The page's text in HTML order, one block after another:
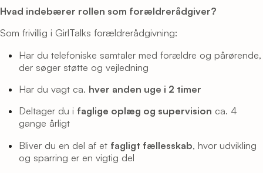
Hvad indebærer rollen som forældrerådgiver?
Som frivillig i GirlTalks forældrerådgivning:
Har du telefoniske samtaler med forældre og pårørende,
der søger støtte og vejledning
Har du vagt ca. hver anden uge i 2 timer
Deltager du i faglige oplæg og supervision ca. 4
gange årligt
Bliver du en del af et fagligt fællesskab, hvor udvikling
og sparring er en vigtig del